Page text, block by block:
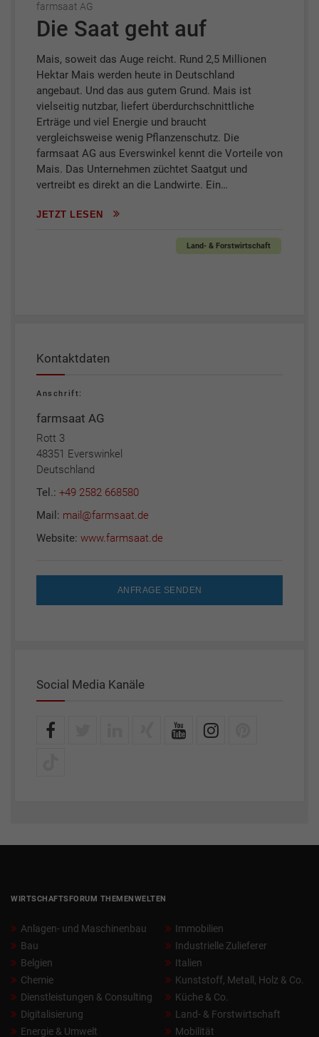
farmsaat AG
Die Saat geht auf
Mais, soweit das Auge reicht. Rund 2,5 Millionen
Hektar Mais werden heute in Deutschland
angebaut. Und das aus gutem Grund. Mais ist
vielseitig nutzbar, liefert überdurchschnittliche
Erträge und viel Energie und braucht
vergleichsweise wenig Pflanzenschutz. Die
farmsaat AG aus Everswinkel kennt die Vorteile von
Mais. Das Unternehmen züchtet Saatgut und
vertreibt es direkt an die Landwirte. Ein…
JETZT LESEN
Land- & Forstwirtschaft
Kontaktdaten
Anschrift:
farmsaat AG
Rott 3
48351 Everswinkel
Deutschland
Tel.: +49 2582 668580
Mail: mail@farmsaat.de
Website: www.farmsaat.de
ANFRAGE SENDEN
Social Media Kanäle
WIRTSCHAFTSFORUM THEMENWELTEN
Anlagen- und Maschinenbau
Bau
Belgien
Chemie
Dienstleistungen & Consulting
Digitalisierung
Energie & Umwelt
Immobilien
Industrielle Zulieferer
Italien
Kunststoff, Metall, Holz & Co.
Küche & Co.
Land- & Forstwirtschaft
Mobilität